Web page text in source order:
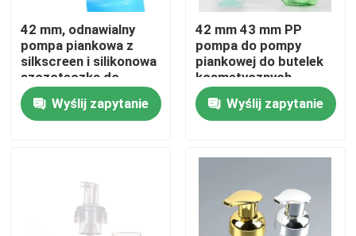
Dom
Produkty
42 mm, odnawialny
pompa piankowa z
silkscreen i silikonowa
szczoteczka do
pielęgnacji skóry
Wyślij zapytanie
42 mm 43 mm PP
pompa do pompy
piankowej do butelek
kosmetycznych
Wyślij zapytanie